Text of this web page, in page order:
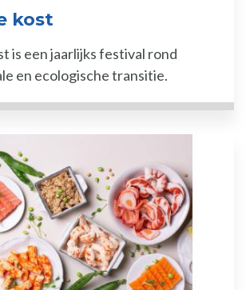
kost
is een jaarlijks festival rond
en ecologische transitie.